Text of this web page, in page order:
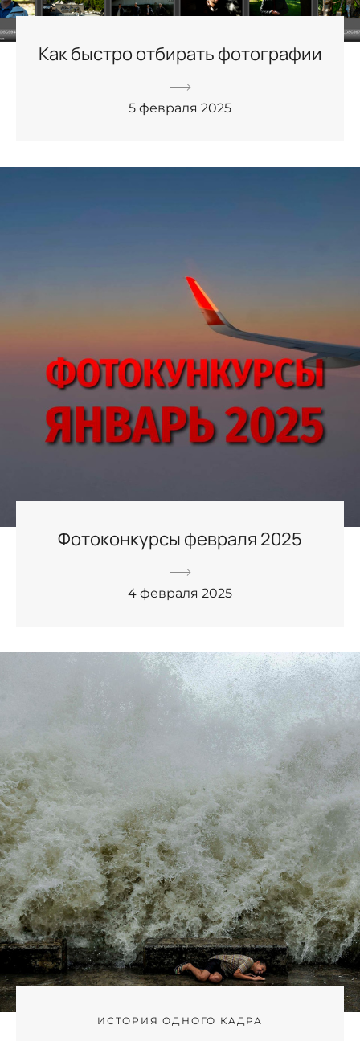
Как быстро отбирать фотографии
5 февраля 2025
Фотоконкурсы февраля 2025
4 февраля 2025
ИСТОРИЯ ОДНОГО КАДРА